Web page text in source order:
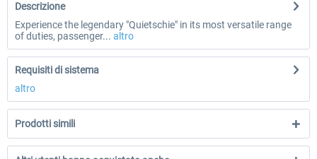
Descrizione
Experience the legendary "Quietschie" in its most versatile range
of duties, passenger... altro
Requisiti di sistema
altro
Prodotti simili